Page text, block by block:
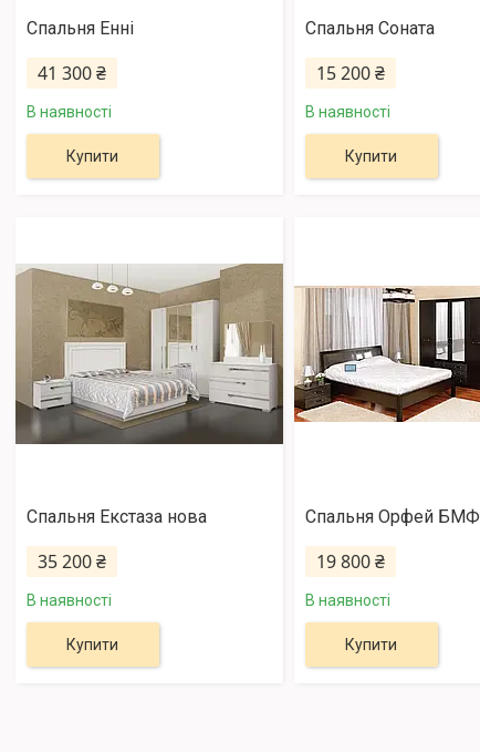
Спальня Енні
41 300 ₴
В наявності
Купити
Спальня Соната
15 200 ₴
В наявності
Купити
Спальня Екстаза нова
35 200 ₴
В наявності
Купити
Спальня Орфей БМФ
19 800 ₴
В наявності
Купити